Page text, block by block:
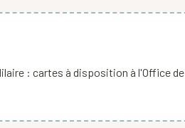
: cartes à disposition à l'Office de